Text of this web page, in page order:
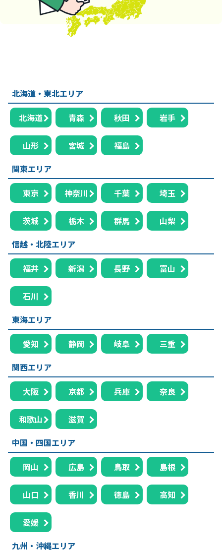
北海道・東北エリア
北海道 青森 秋田 岩手
山形 宮城
福島
関東エリア
東京 神奈川 千葉 埼玉
茨城 栃木 群馬
山梨
信越・北陸エリア
福井 新潟 長野 富山
石川
東海エリア
愛知 静岡 岐阜
三重
関西エリア
大阪 京都 兵庫 奈良
和歌山
滋賀
中国・四国エリア
岡山 広島 鳥取 島根
山口 香川 徳島 高知
愛媛
九州・沖縄エリア